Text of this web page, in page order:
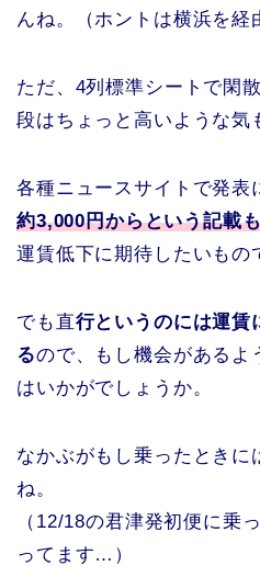
んね。（ホントは横浜を経
ただ、4列標準シートで閑
段はちょっと高いような気
各種ニュースサイトで発表
約3,000円からという記載
運賃低下に期待したいもの
でも直行というのには運賃
るので、もし機会があるよ
はいかがでしょうか。
なかぶがもし乗ったときに
ね。
（12/18の君津発初便に乗
ってます…）